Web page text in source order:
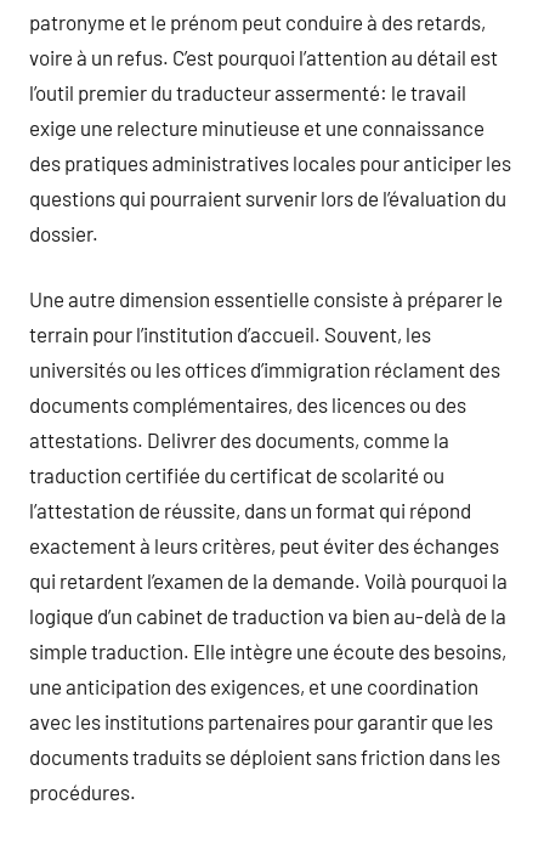
patronyme et le prénom peut conduire à des retards,
voire à un refus. C’est pourquoi l’attention au détail est
l’outil premier du traducteur assermenté: le travail
exige une relecture minutieuse et une connaissance
des pratiques administratives locales pour anticiper les
questions qui pourraient survenir lors de l’évaluation du
dossier.
Une autre dimension essentielle consiste à préparer le
terrain pour l’institution d’accueil. Souvent, les
universités ou les offices d’immigration réclament des
documents complémentaires, des licences ou des
attestations. Delivrer des documents, comme la
traduction certifiée du certificat de scolarité ou
l’attestation de réussite, dans un format qui répond
exactement à leurs critères, peut éviter des échanges
qui retardent l’examen de la demande. Voilà pourquoi la
logique d’un cabinet de traduction va bien au-delà de la
simple traduction. Elle intègre une écoute des besoins,
une anticipation des exigences, et une coordination
avec les institutions partenaires pour garantir que les
documents traduits se déploient sans friction dans les
procédures.